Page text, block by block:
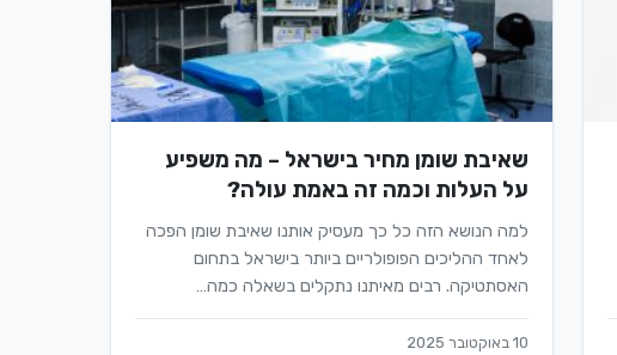
שאיבת שומן מחיר בישראל – מה משפיע
על העלות וכמה זה באמת עולה?
למה הנושא הזה כל כך מעסיק אותנו שאיבת שומן הפכה
לאחד ההליכים הפופולריים ביותר בישראל בתחום
האסתטיקה. רבים מאיתנו נתקלים בשאלה כמה…
10 באוקטובר 2025